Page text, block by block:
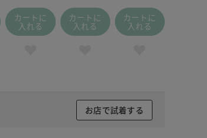
カートに
入れる
カートに
入れる
カートに
入れる
お店で試着する